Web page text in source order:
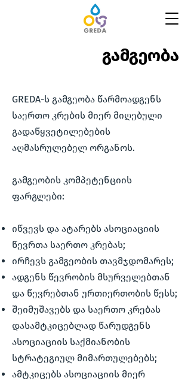
გამგეობა
GREDA-ს გამგეობა წარმოადგენს
საერთო კრების მიერ მიღებული
გადაწყვეტილებების
აღმასრულებელ ორგანოს.
გამგეობის კომპეტენციის
ფარგლები:
იწვევს და ატარებს ასოციაციის
წევრთა საერთო კრებას;
ირჩევს გამგეობის თავმჯდომარეს;
ადგენს წევრობის მსურველებთან
და წევრებთან ურთიერთობის წესს;
შეიმუშავებს და საერთო კრებას
დასამტკიცებლად წარუდგენს
ასოციაციის საქმიანობის
სტრატეგიულ მიმართულებებს;
ამტკიცებს ასოციაციის მიერ